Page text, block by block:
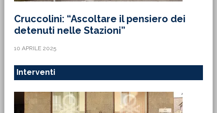
Cruccolini: “Ascoltare il pensiero dei
detenuti nelle Stazioni”
10 APRILE 2025
Interventi